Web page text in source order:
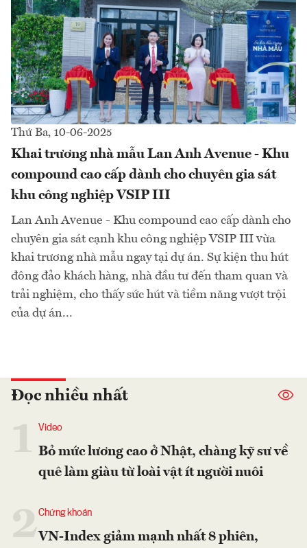
Thứ Ba, 10-06-2025
Khai trương nhà mẫu Lan Anh Avenue - Khu
compound cao cấp dành cho chuyên gia sát
khu công nghiệp VSIP III
Lan Anh Avenue - Khu compound cao cấp dành cho
chuyên gia sát cạnh khu công nghiệp VSIP III vừa
khai trương nhà mẫu ngay tại dự án. Sự kiện thu hút
đông đảo khách hàng, nhà đầu tư đến tham quan và
trải nghiệm, cho thấy sức hút và tiềm năng vượt trội
của dự án...
Đọc nhiều nhất
Video
Bỏ mức lương cao ở Nhật, chàng kỹ sư về
quê làm giàu từ loài vật ít người nuôi
2Chứng khoán
VN-Index giảm mạnh nhất 8 phiên,